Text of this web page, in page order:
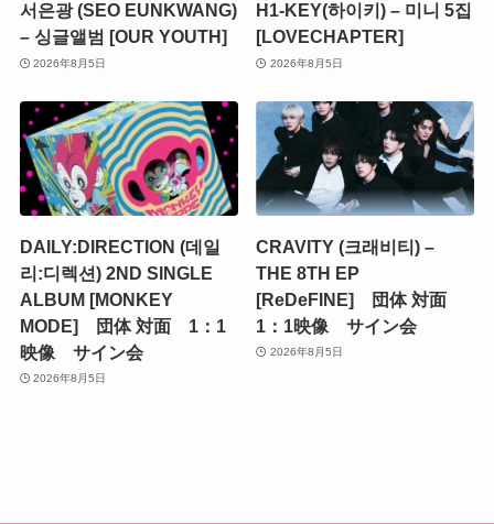
서은광 (SEO EUNKWANG)
– 싱글앨범 [OUR YOUTH]
2026年8月5日
H1-KEY(하이키) – 미니 5집
[LOVECHAPTER]
2026年8月5日
DAILY:DIRECTION (데일
리:디렉션) 2ND SINGLE
ALBUM [MONKEY
MODE] 団体 対面 1：1
映像 サイン会
2026年8月5日
CRAVITY (크래비티) –
THE 8TH EP
[ReDeFINE] 団体 対面
1：1映像 サイン会
2026年8月5日